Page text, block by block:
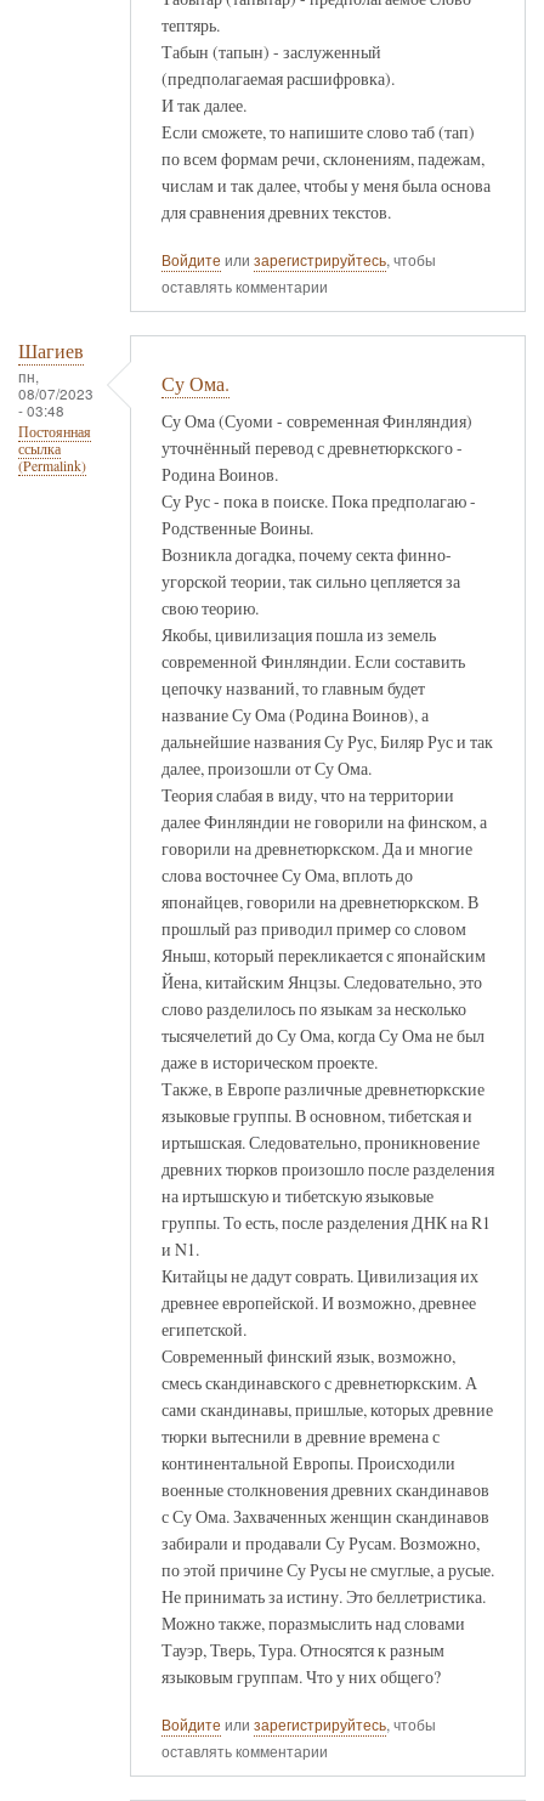
тептярь.
Табын (тапын) - заслуженный
(предполагаемая расшифровка).
И так далее.
Если сможете, то напишите слово таб (тап)
по всем формам речи, склонениям, падежам,
числам и так далее, чтобы у меня была основа
для сравнения древних текстов.
Войдите или зарегистрируйтесь, чтобы
оставлять комментарии
Шагиев
пн,
08/07/2023
- 03:48
Постоянная
ссылка
(Permalink)
Су Ома.
Су Ома (Суоми - современная Финляндия)
уточнённый перевод с древнетюркского -
Родина Воинов.
Су Рус - пока в поиске. Пока предполагаю -
Родственные Воины.
Возникла догадка, почему секта финно-
угорской теории, так сильно цепляется за
свою теорию.
Якобы, цивилизация пошла из земель
современной Финляндии. Если составить
цепочку названий, то главным будет
название Су Ома (Родина Воинов), а
дальнейшие названия Су Рус, Биляр Рус и так
далее, произошли от Су Ома.
Теория слабая в виду, что на территории
далее Финляндии не говорили на финском, а
говорили на древнетюркском. Да и многие
слова восточнее Су Ома, вплоть до
японайцев, говорили на древнетюркском. В
прошлый раз приводил пример со словом
Яныш, который перекликается с японайским
Йена, китайским Янцзы. Следовательно, это
слово разделилось по языкам за несколько
тысячелетий до Су Ома, когда Су Ома не был
даже в историческом проекте.
Также, в Европе различные древнетюркские
языковые группы. В основном, тибетская и
иртышская. Следовательно, проникновение
древних тюрков произошло после разделения
на иртышскую и тибетскую языковые
группы. То есть, после разделения ДНК на R1
и N1.
Китайцы не дадут соврать. Цивилизация их
древнее европейской. И возможно, древнее
египетской.
Современный финский язык, возможно,
смесь скандинавского с древнетюркским. А
сами скандинавы, пришлые, которых древние
тюрки вытеснили в древние времена с
континентальной Европы. Происходили
военные столкновения древних скандинавов
с Су Ома. Захваченных женщин скандинавов
забирали и продавали Су Русам. Возможно,
по этой причине Су Русы не смуглые, а русые.
Не принимать за истину. Это беллетристика.
Можно также, поразмыслить над словами
Тауэр, Тверь, Тура. Относятся к разным
языковым группам. Что у них общего?
Войдите или зарегистрируйтесь, чтобы
оставлять комментарии